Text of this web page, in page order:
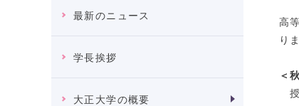
最新のニュース
学長挨拶
大正大学の概要
高
り
＜
授